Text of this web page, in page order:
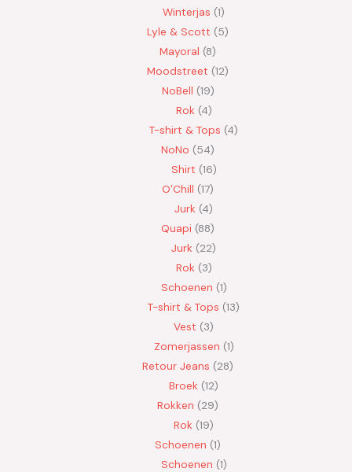
Winterjas 1
Lyle & Scott
5
Mayoral 8
Moodstreet 12
NoBell 19
Rok 4
T-shirt & Tops 4
NoNo
54
Shirt 16
O'Chill 17
Jurk 4
Quapi 88
Jurk 22
Rok 3
Schoenen 1
T-shirt & Tops 13
Vest
3
Zomerjassen 1
Retour Jeans
28
Broek 12
Rokken
29
Rok 19
Schoenen 1
Schoenen 1